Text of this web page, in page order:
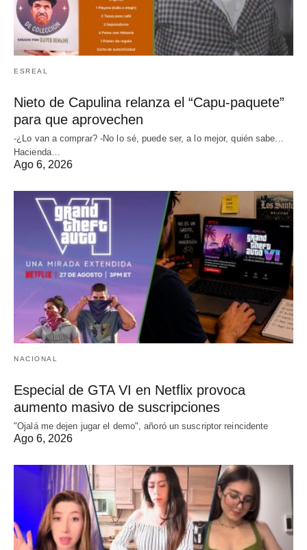
ESREAL
Nieto de Capulina relanza el “Capu-paquete”
para que aprovechen
-¿Lo van a comprar? -No lo sé, puede ser, a lo mejor, quién sabe...
Hacienda…
Ago 6, 2026
NACIONAL
Especial de GTA VI en Netflix provoca
aumento masivo de suscripciones
"Ojalá me dejen jugar el demo", añoró un suscriptor reincidente
Ago 6, 2026